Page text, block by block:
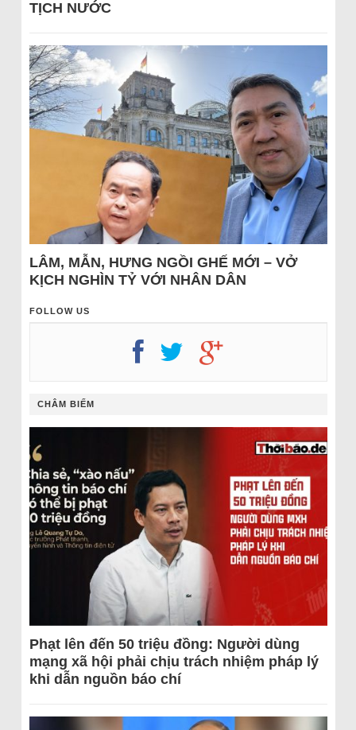
TỊCH NƯỚC
LÂM, MẪN, HƯNG NGỒI GHẾ MỚI – VỞ
KỊCH NGHÌN TỶ VỚI NHÂN DÂN
FOLLOW US
CHÂM BIẾM
Phạt lên đến 50 triệu đồng: Người dùng
mạng xã hội phải chịu trách nhiệm pháp lý
khi dẫn nguồn báo chí